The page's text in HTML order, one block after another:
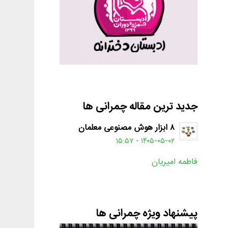
جدید ترین مقاله چمرانی ها
۸ ابزار هوش مصنوعی معلمان
۱۴۰۵-۰۵-۰۲ - ۱۵:۵۷
فاطمه امیریان
پیشنهاد ویژه چمرانی ها